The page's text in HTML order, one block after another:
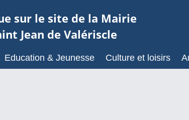
sur le site de la Mairie
Jean de Valériscle
Education & Jeunesse Culture et loisirs